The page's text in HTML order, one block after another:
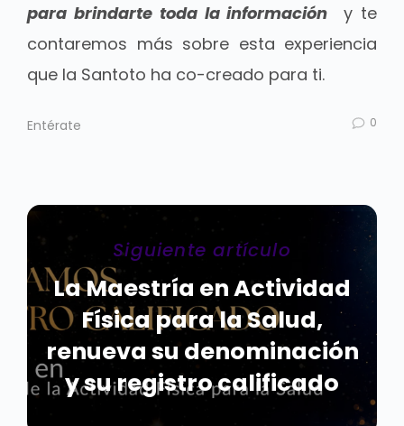
para brindarte toda la información y te
contaremos más sobre esta experiencia
que la Santoto ha co-creado para ti.
Entérate 0
Siguiente artículo
La Maestría en Actividad
Física para la Salud,
renueva su denominación
y su registro calificado